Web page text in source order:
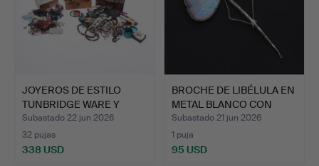
JOYEROS DE ESTILO
TUNBRIDGE WARE Y
EGIPCIO…
Subastado 22 jun 2026
32 pujas
338 USD
BROCHE DE LIBÉLULA EN
METAL BLANCO CON
ALA…
Subastado 21 jun 2026
1 puja
95 USD